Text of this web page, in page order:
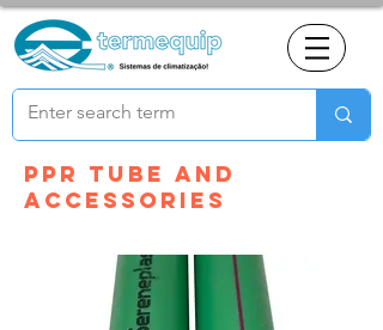
Ppr tube and
accessories